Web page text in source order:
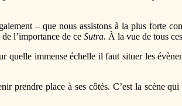
– que nous assistons à la plus forte
l’importance de ce Sutra. À la vue de tous
quelle immense échelle il faut situer les
prendre place à ses côtés. C’est la scène